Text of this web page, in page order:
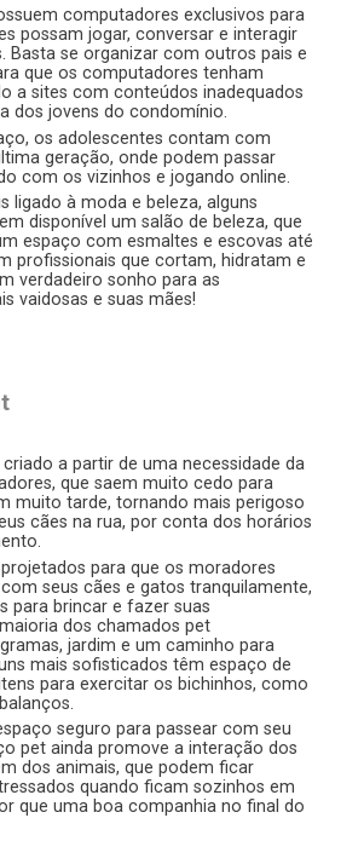
computadores exclusivos para
possam jogar, conversar e interagir
Basta se organizar com outros pais e
que os computadores tenham
a sites com conteúdos inadequados
dos jovens do condomínio.
os adolescentes contam com
geração, onde podem passar
com os vizinhos e jogando online.
ligado à moda e beleza, alguns
disponível um salão de beleza, que
espaço com esmaltes e escovas até
profissionais que cortam, hidratam e
verdadeiro sonho para as
vaidosas e suas mães!
a partir de uma necessidade da
que saem muito cedo para
muito tarde, tornando mais perigoso
cães na rua, por conta dos horários
para que os moradores
seus cães e gatos tranquilamente,
para brincar e fazer suas
dos chamados pet
jardim e um caminho para
mais sofisticados têm espaço de
para exercitar os bichinhos, como
seguro para passear com seu
pet ainda promove a interação dos
dos animais, que podem ficar
quando ficam sozinhos em
que uma boa companhia no final do